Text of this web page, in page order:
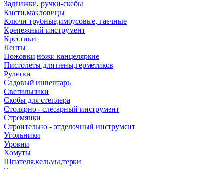
Задвижки, ручки-скобы
Кисти,макловицы
Ключи трубные,имбусовые, гаечные
Крепежный инструмент
Крестики
Ленты
Ножовки,ножи канцеляркие
Пистолеты для пены,герметиков
Рулетки
Садовый инвентарь
Светильники
Скобы для степлера
Столярно - слесарный инструмент
Стремянки
Строительно - отделочный инструмент
Угольники
Уровни
Хомуты
Шпателя,кельмы,терки